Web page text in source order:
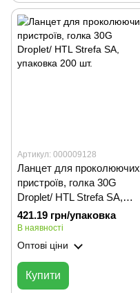
Артикул: 000009128
Ланцет для проколюючих
пристроїв, голка 30G
Droplet/ HTL Strefa SA,
упаковка 200 шт.
421.19 грн/упаковка
В наявності
Оптові ціни
Купити